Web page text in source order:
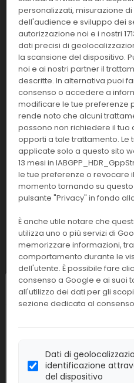
30 det
IMM
Effettua il LOGINper
30702 Vidas
60 det
Linea:
Effettua ilLOGINper
30707 Vidas
Confezione:
60 det
IMM
423833 Vidas SARS-
Confezione:
60 det
Linea:
IMM
Effettua ilLOGINper
Confezione:
10 ml
Linea:
personalizzati, misurazione
dell'audience e sviluppo dei
autorizzazione noi e i nostri
dati precisi di
la scansione del dispositivo.
noi e ai nostri partner il
descritte. In alternativa puoi
consenso o accedere a
modificare le tue preferenze
rende noto che alcuni
possono non richiedere il tuo
opporti a tale trattamento. Le
applicate solo a questo sito
13 mesi in
le tue preferenze o revocare
momento tornando su
pulsante "Privacy" in fondo
È anche utile notare che
utilizza uno o più servizi di
memorizzare informazioni,
comportamento durante le
dell'utente. È possibile fare
consenso a Google e ai suoi
all'utilizzo dei dati per gli
sezione dedicata al
Dati di
identificazione
del dispositivo
Chiusura estiva
riprenderanno
agosto.